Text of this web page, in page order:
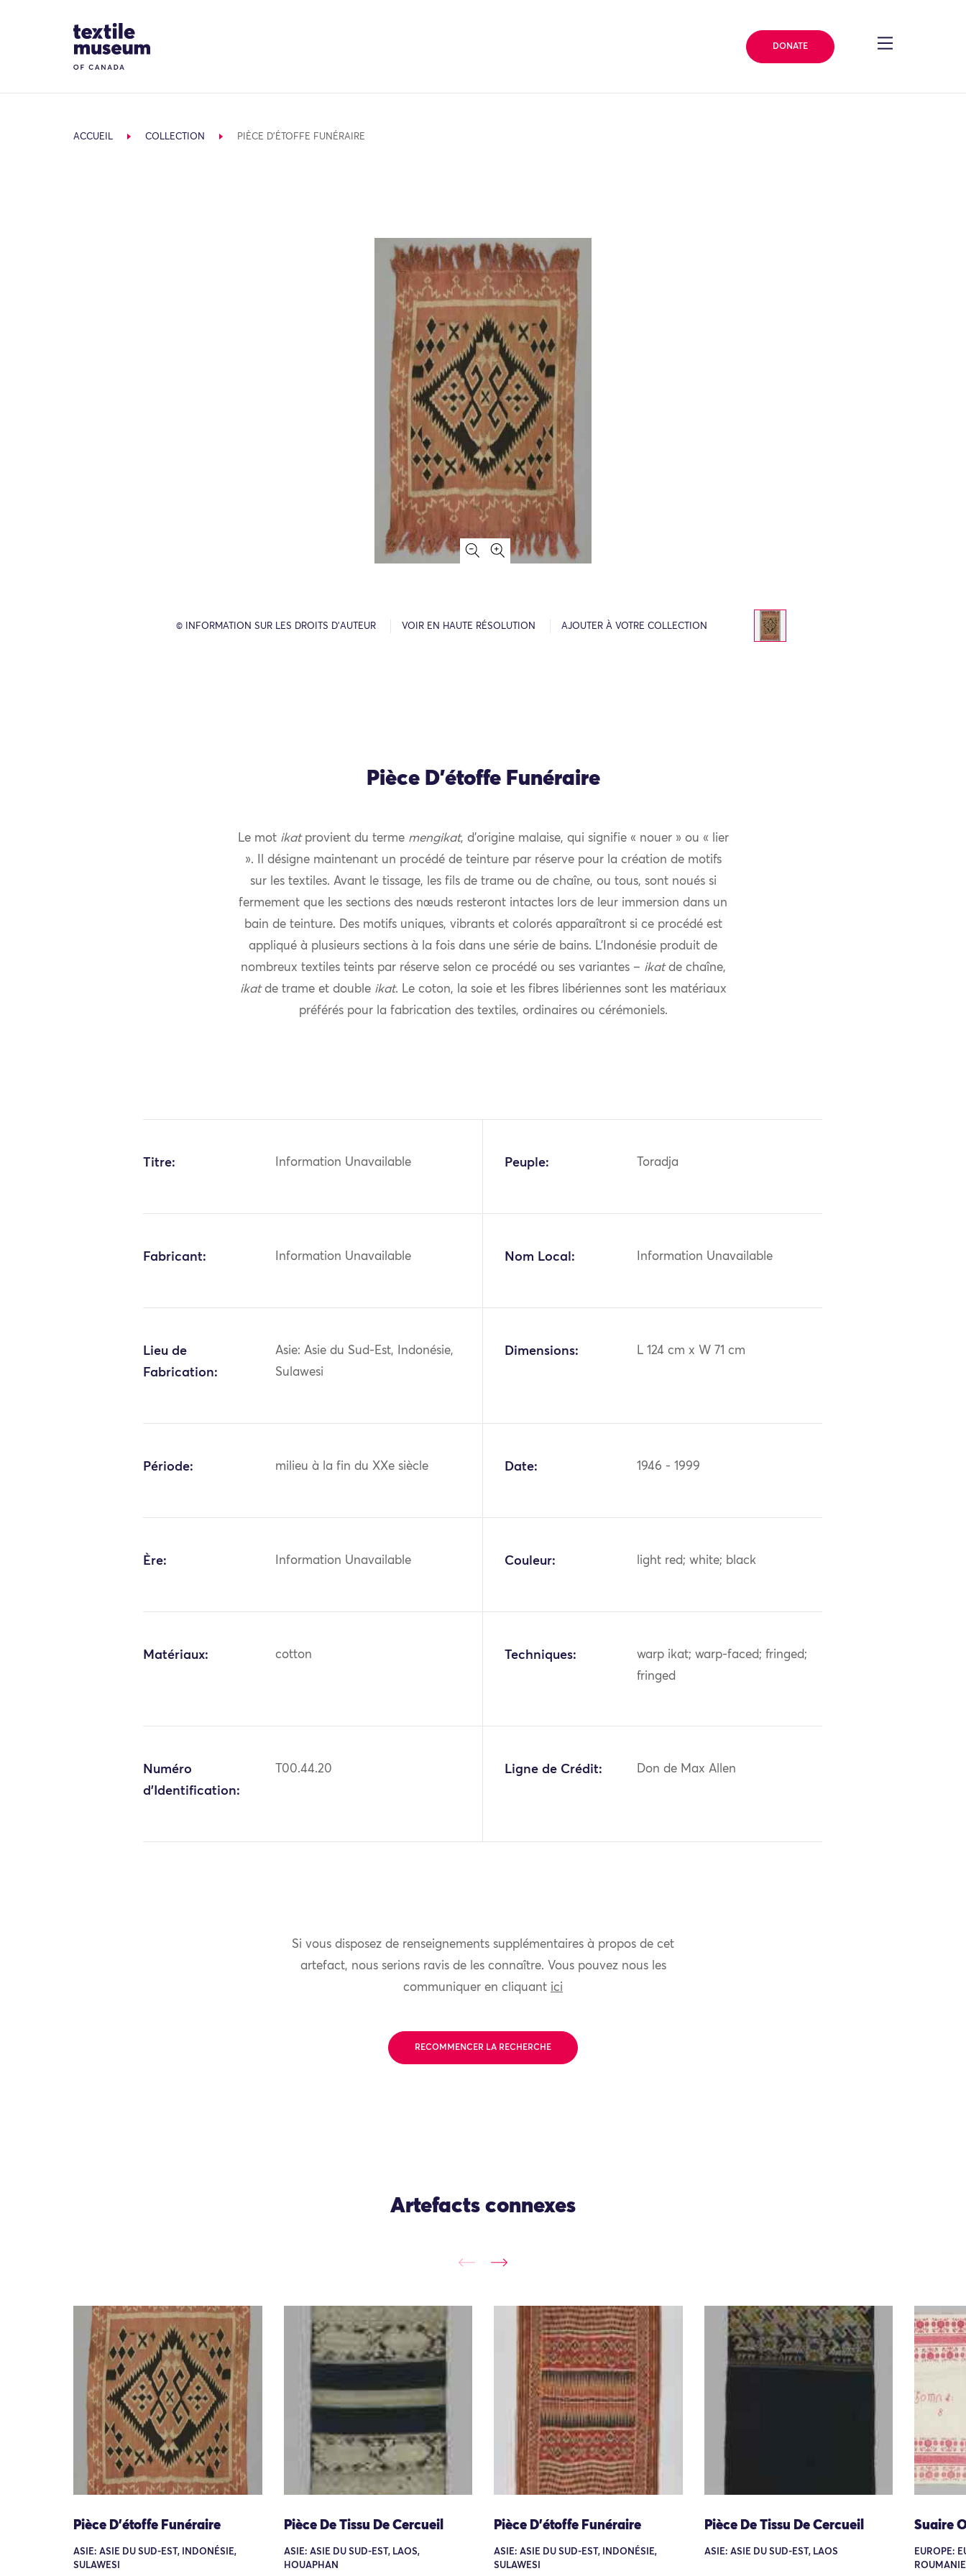
Site Logo
DONATE
ACCUEIL COLLECTION PIÈCE D’ÉTOFFE FUNÉRAIRE
© INFORMATION SUR LES DROITS D’AUTEUR VOIR EN HAUTE RÉSOLUTION AJOUTER À VOTRE COLLECTION
Pièce D’étoffe Funéraire
Le mot ikatprovient du terme mengikat, d’origine malaise, qui signifie « nouer » ou « lier
». Il désigne maintenant un procédé de teinture par réserve pour la création de motifs
sur les textiles. Avant le tissage, les fils de trame ou de chaîne, ou tous, sont noués si
fermement que les sections des nœuds resteront intactes lors de leur immersion dans un
bain de teinture. Des motifs uniques, vibrants et colorés apparaîtront si ce procédé est
appliqué à plusieurs sections à la fois dans une série de bains. L’Indonésie produit de
nombreux textiles teints par réserve selon ce procédé ou ses variantes – ikatde chaîne,
ikatde trame et double ikat. Le coton, la soie et les fibres libériennes sont les matériaux
préférés pour la fabrication des textiles, ordinaires ou cérémoniels.
Titre: Information Unavailable Peuple: Toradja
Fabricant: Information Unavailable Nom Local: Information Unavailable
Lieu de
Fabrication:
Asie: Asie du Sud-Est, Indonésie,
Sulawesi
Dimensions: L 124 cm x W 71 cm
Période: milieu à la fin du XXe siècle Date: 1946 - 1999
Ère: Information Unavailable Couleur: light red; white; black
Matériaux: cotton Techniques:
warp ikat; warp-faced; fringed;
fringed
Numéro
d'Identification:
T00.44.20 Ligne de Crédit: Don de Max Allen
Si vous disposez de renseignements supplémentaires à propos de cet
artefact, nous serions ravis de les connaître. Vous pouvez nous les
communiquer en cliquant ici
RECOMMENCER LA RECHERCHE
Artefacts connexes
Pièce D’étoffe Funéraire
ASIE: ASIE DU SUD-EST, INDONÉSIE,
SULAWESI
Pièce De Tissu De Cercueil
ASIE: ASIE DU SUD-EST, LAOS,
HOUAPHAN
Pièce D’étoffe Funéraire
ASIE: ASIE DU SUD-EST, INDONÉSIE,
SULAWESI
Pièce De Tissu De Cercueil
ASIE: ASIE DU SUD-EST, LAOS
Suaire
EUROPE: